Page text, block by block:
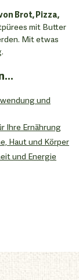
Brot, Pizza,
mit Butter
Mit etwas
und
Ihre Ernährung
Haut und Körper
und Energie